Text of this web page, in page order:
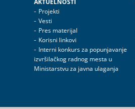
AKTUELNOSTI
Projekti
Vesti
Pres materijal
Korisni linkovi
Interni konkurs za popunjavanje
izvršilačkog radnog mesta u
Ministarstvu za javna ulaganja